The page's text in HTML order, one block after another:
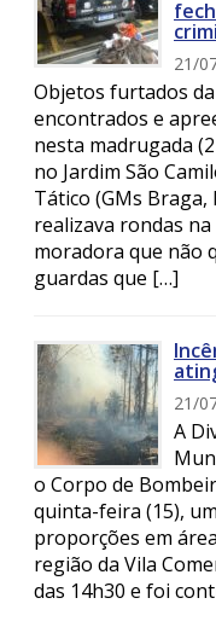
21/
Objetos furtados
encontrados e
nesta madrugada
no Jardim São
Tático (GMs
realizava rondas
moradora que não
guardas que […]
21/
A
o Corpo de
quinta-feira (15),
proporções em
região da Vila
das 14h30 e foi